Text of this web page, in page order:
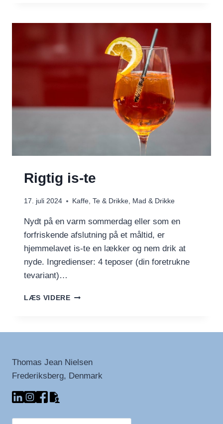
DELIKATESSE
Rigtig is-te
17. juli 2024 Kaffe, Te & Drikke, Mad & Drikke
Nydt på en varm sommerdag eller som en
forfriskende afslutning på et måltid, er
hjemmelavet is-te en lækker og nem drik at
nyde. Ingredienser: 4 teposer (din foretrukne
tevariant)…
LÆS VIDERERIGTIG
Thomas Jean Nielsen
Frederiksberg, Denmark